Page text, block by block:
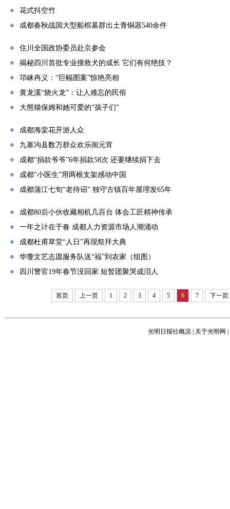
花式抖空竹
成都春秋战国大型船棺墓群出土青铜器540余件
住川全国政协委员赴京参会
揭秘四川首批专业搜救犬的成长 它们有何绝技？
邛崃冉义：“巨幅图案”惊艳亮相
黄龙溪“烧火龙”：让人难忘的民俗
大熊猫保姆和她可爱的“孩子们”
成都海棠花开游人众
九寨沟县数万群众欢乐闹元宵
成都“捐款爷爷”6年捐款58次 还要继续捐下去
成都“小医生”用两根支架感动中国
成都蒲江七旬“老待诏” 独守古镇百年屋理发65年
成都80后小伙收藏相机几百台 体会工匠精神传承
一年之计在于春 成都人力资源市场人潮涌动
成都杜甫草堂“人日”再现祭拜大典
华蓥文艺志愿服务队送“福”到农家（组图）
四川警官19年春节没回家 短暂团聚哭成泪人
首页 上一页 1 2 3 4 5 6 7 下一页
光明日报社概况 关于光明网